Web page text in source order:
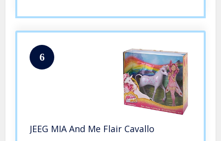
6
JEEG MIA And Me Flair Cavallo